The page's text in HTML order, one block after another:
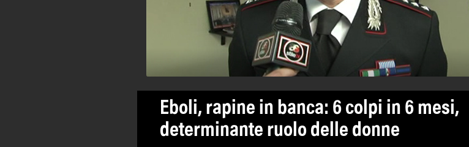
Eboli, rapine in banca: 6 colpi in 6 mesi,
determinante ruolo delle donne